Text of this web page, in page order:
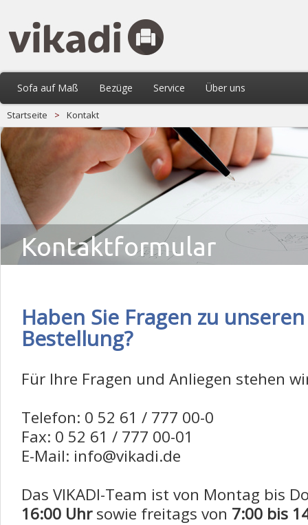
Sofa auf Maß Bezüge Service Über uns
Startseite > Kontakt
Kontaktformular
Haben Sie Fragen zu
Bestellung?
Für Ihre Fragen und Anliegen stehen
Telefon: 0 52 61 / 777 00-0
Fax: 0 52 61 / 777 00-01
E-Mail: info@vikadi.de
Das VIKADI-Team ist von Montag bis
16:00 Uhrsowie freitags von 7:00 bis